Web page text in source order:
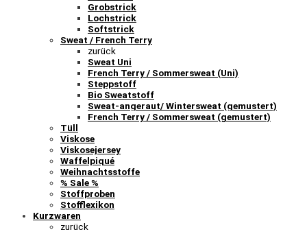
Grobstrick
Lochstrick
Softstrick
Sweat / French Terry
zurück
Sweat Uni
French Terry / Sommersweat (Uni)
Steppstoff
Bio Sweatstoff
Sweat-angeraut/ Wintersweat (gemustert)
French Terry / Sommersweat (gemustert)
Tüll
Viskose
Viskosejersey
Waffelpiqué
Weihnachtsstoffe
% Sale %
Stoffproben
Stofflexikon
Kurzwaren
zurück